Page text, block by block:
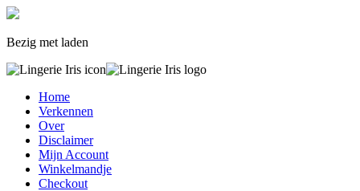
Bezig met laden
Home
Verkennen
Over
Disclaimer
Mijn Account
Winkelmandje
Checkout